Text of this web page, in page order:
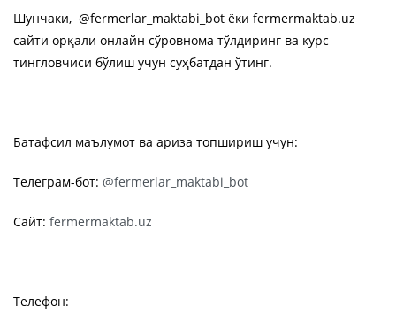
Шунчаки, @fermerlar_maktabi_bot ёки fermermaktab.uz
сайти орқали онлайн сўровнома тўлдиринг ва курс
тингловчиси бўлиш учун суҳбатдан ўтинг.
Батафсил маълумот ва ариза топшириш учун:
Телеграм-бот: @fermerlar_maktabi_bot
Сайт: fermermaktab.uz
Телефон: